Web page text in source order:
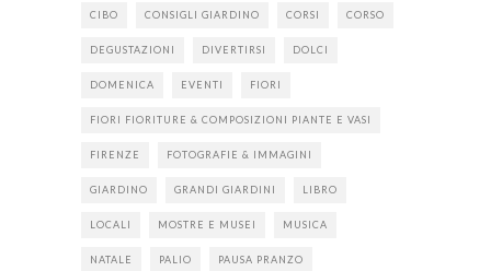
CIBO CONSIGLI GIARDINO CORSI CORSO
DEGUSTAZIONI DIVERTIRSI DOLCI
DOMENICA EVENTI FIORI
FIORI FIORITURE & COMPOSIZIONI PIANTE E VASI
FIRENZE FOTOGRAFIE & IMMAGINI
GIARDINO GRANDI GIARDINI LIBRO
LOCALI MOSTRE E MUSEI MUSICA
NATALE PALIO PAUSA PRANZO